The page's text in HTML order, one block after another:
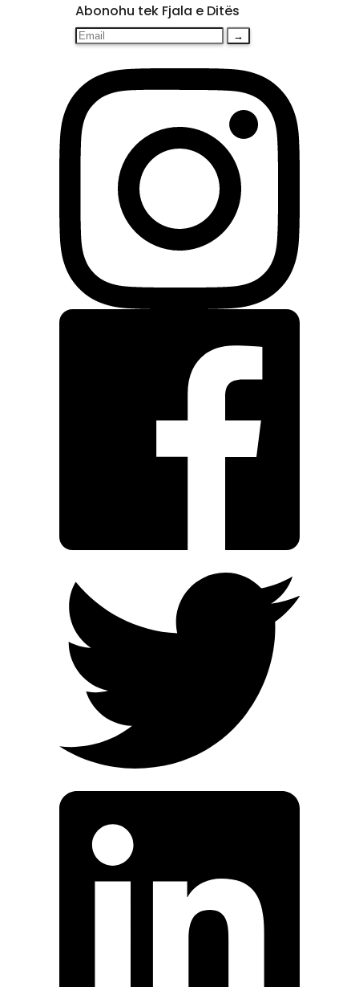
Abonohu tek Fjala e Ditës